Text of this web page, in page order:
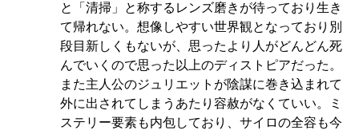
と「清掃」と称するレンズ磨きが待っており生き
て帰れない。想像しやすい世界観となっており別
段目新しくもないが、思ったより人がどんどん死
んでいくので思った以上のディストピアだった。
また主人公のジュリエットが陰謀に巻き込まれて
外に出されてしまうあたり容赦がなくていい。ミ
ステリー要素も内包しており、サイロの全容も今